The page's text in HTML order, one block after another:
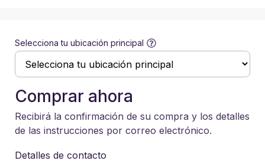
Selecciona tu ubicación principal
Comprar ahora
Recibirá la confirmación de su compra y los detalles
de las instrucciones por correo electrónico.
Detalles de contacto